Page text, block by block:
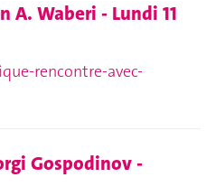
A. Waberi - Lundi 11
rencontre-avec-
Gospodinov -